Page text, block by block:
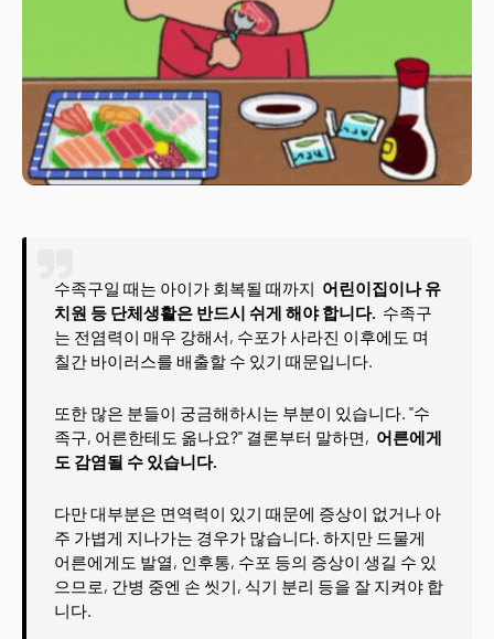
수족구일 때는 아이가 회복될 때까지 어린이집이나 유
치원 등 단체생활은 반드시 쉬게 해야 합니다. 수족구
는 전염력이 매우 강해서, 수포가 사라진 이후에도 며
칠간 바이러스를 배출할 수 있기 때문입니다.
또한 많은 분들이 궁금해하시는 부분이 있습니다. "수
족구, 어른한테도 옮나요?" 결론부터 말하면, 어른에게
도 감염될 수 있습니다.
다만 대부분은 면역력이 있기 때문에 증상이 없거나 아
주 가볍게 지나가는 경우가 많습니다. 하지만 드물게
어른에게도 발열, 인후통, 수포 등의 증상이 생길 수 있
으므로, 간병 중엔 손 씻기, 식기 분리 등을 잘 지켜야 합
니다.